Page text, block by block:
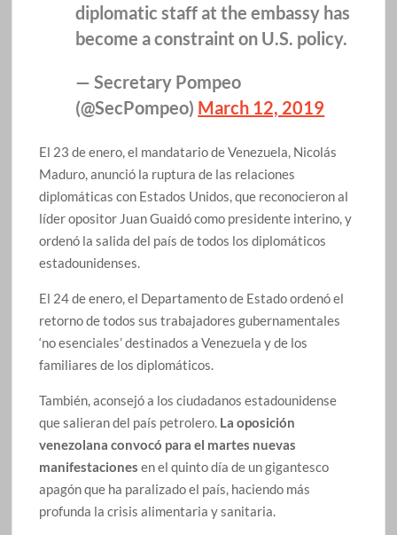
diplomatic staff at the embassy has
become a constraint on U.S. policy.
— Secretary Pompeo
(@SecPompeo) March 12, 2019
El 23 de enero, el mandatario de Venezuela, Nicolás
Maduro, anunció la ruptura de las relaciones
diplomáticas con Estados Unidos, que reconocieron al
líder opositor Juan Guaidó como presidente interino, y
ordenó la salida del país de todos los diplomáticos
estadounidenses.
El 24 de enero, el Departamento de Estado ordenó el
retorno de todos sus trabajadores gubernamentales
‘no esenciales’ destinados a Venezuela y de los
familiares de los diplomáticos.
También, aconsejó a los ciudadanos estadounidense
que salieran del país petrolero. La oposición
venezolana convocó para el martes nuevas
manifestaciones en el quinto día de un gigantesco
apagón que ha paralizado el país, haciendo más
profunda la crisis alimentaria y sanitaria.